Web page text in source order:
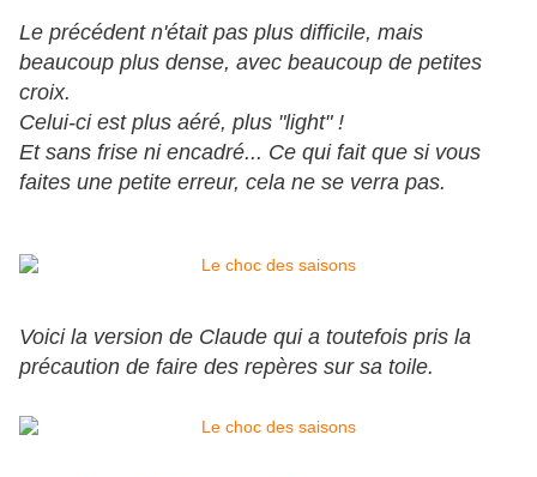
Le précédent n'était pas plus difficile, mais
beaucoup plus dense, avec beaucoup de petites
croix.
Celui-ci est plus aéré, plus "light" !
Et sans frise ni encadré... Ce qui fait que si vous
faites une petite erreur, cela ne se verra pas.
Voici la version de Claude qui a toutefois pris la
précaution de faire des repères sur sa toile.